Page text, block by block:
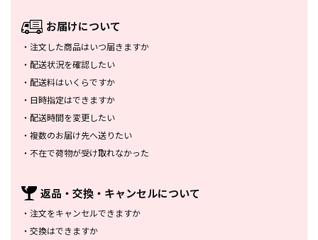
お届けについて
・ 注文した商品はいつ届きますか
・ 配送状況を確認したい
・ 配送料はいくらですか
・ 日時指定はできますか
・ 配送時間を変更したい
・ 複数のお届け先へ送りたい
・ 不在で荷物が受け取れなかった
返品・交換・ キャンセルについて
・ 注文をキャンセルできますか
・ 交換はできますか